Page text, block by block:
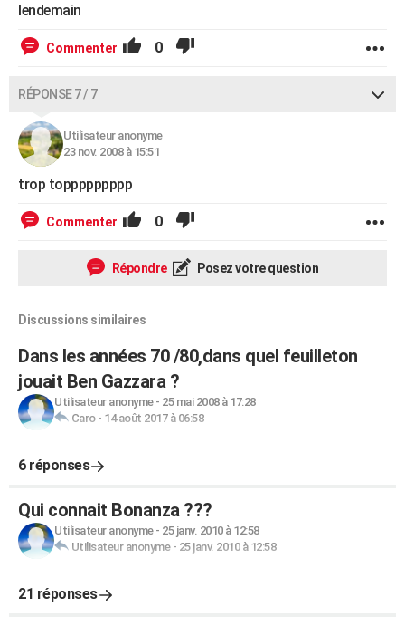
lendemain
Commenter 0
RÉPONSE 7 / 7
Utilisateur anonyme
23 nov. 2008 à 15:51
trop toppppppppp
Commenter 0
Répondre Posez votre question
Discussions similaires
Dans les années 70 /80,dans quel feuilleton
jouait Ben Gazzara ?
Utilisateur anonyme- 25 mai 2008 à 17:28
Caro- 14 août 2017 à 06:58
6 réponses
Qui connait Bonanza ???
Utilisateur anonyme- 25 janv. 2010 à 12:58
Utilisateur anonyme- 25 janv. 2010 à 12:58
21 réponses